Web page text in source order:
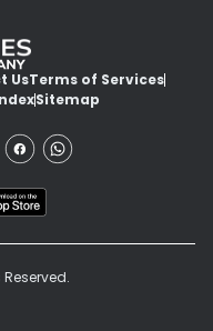
UsTerms of Services
Sitemap